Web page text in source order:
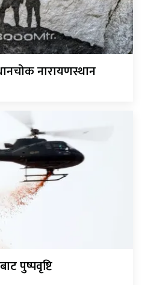
नारायणस्थान
पुष्पवृष्टि